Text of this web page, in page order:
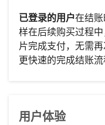
已登录的用户在结
样在后续购买过程
片完成支付，无需
更快速的完成结账流
用户体验